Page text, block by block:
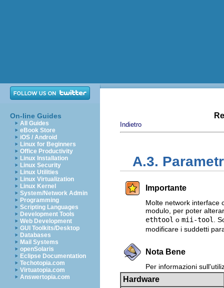
On-line Guides
All Guides
eBook Store
iOS / Android
Linux for Beginners
Office Productivity
Linux Installation
Linux Security
Linux Utilities
Linux Virtualization
Linux Kernel
System/Network Admin
Programming
Scripting Languages
Development Tools
Web Development
GUI Toolkits/Desktop
Databases
Mail Systems
openSolaris
Eclipse Documentation
Techotopia.com
Virtuatopia.com
Answertopia.com
Indietro
A.3.
Importante
Molte network interface
modulo, per poter
ethtool o mii-tool
.
modificare i suddetti
Nota Bene
Per informazioni
Hardware